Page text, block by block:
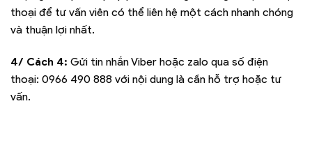
thoại để tư vấn viên có thể liên hệ một cách nhanh chóng
và thuận lợi nhất.
4/ Cách 4: Gửi tin nhắn Viber hoặc zalo qua số điện
thoại: 0966 490 888 với nội dung là cần hỗ trợ hoặc tư
vấn.